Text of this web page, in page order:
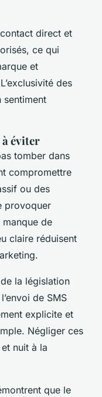
direct et
ce qui
et
des
sentiment
à éviter
tomber dans
compromettre
ou des
provoquer
de
claire réduisent
la législation
de SMS
explicite et
Négliger ces
nuit à la
que le